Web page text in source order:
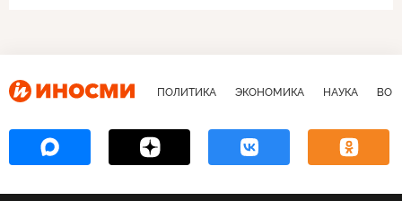
ПОЛИТИКА ЭКОНОМИКА НАУКА